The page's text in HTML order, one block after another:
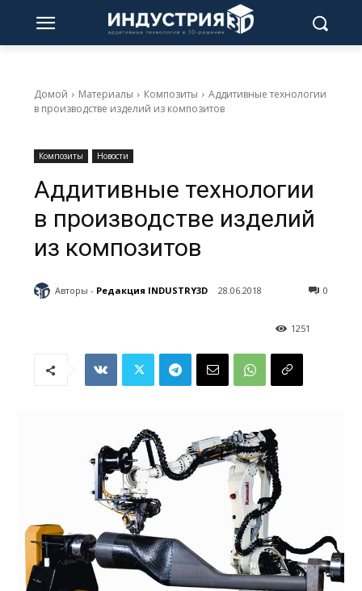
Домой Материалы Композиты
Аддитивные технологии
в производстве изделий из композитов
Композиты Новости
Аддитивные технологии
в производстве изделий
из композитов
Авторы - Редакция INDUSTRY3D 28.06.2018 0
1251